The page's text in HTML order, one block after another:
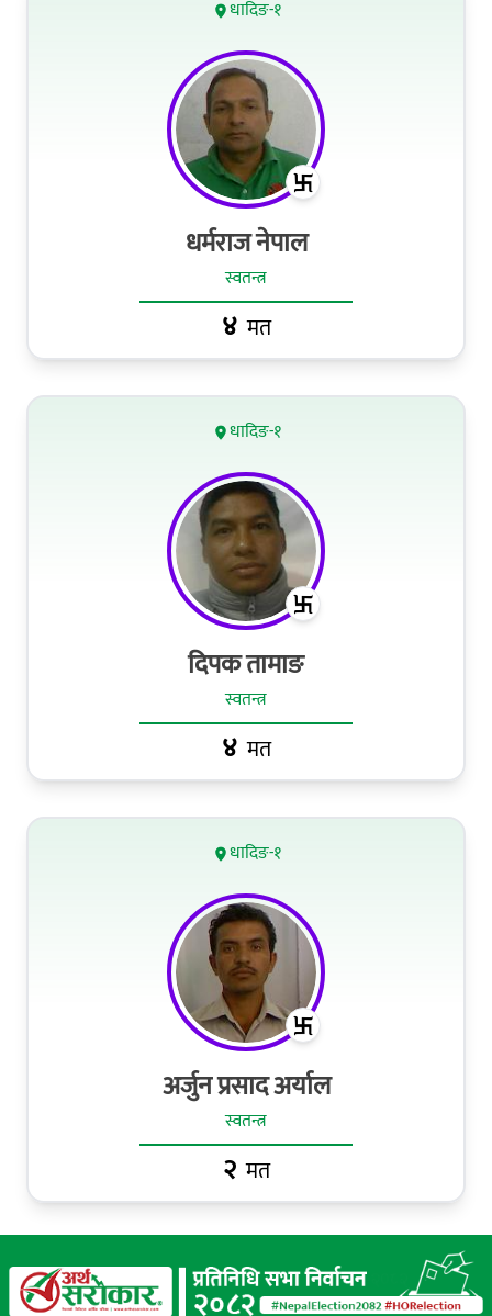
धादिङ-१
धर्मराज नेपाल
स्वतन्त्र
४ मत
धादिङ-१
दिपक तामाङ
स्वतन्त्र
४ मत
धादिङ-१
अर्जुन प्रसाद अर्याल
स्वतन्त्र
२ मत